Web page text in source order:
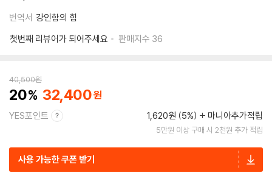
번역서 강인함의 힘
첫번째 리뷰어가 되어주세요
판매지수 36
40,500원
20 32,400
YES포인트 1,620원 (5%) 마니아추가적립
5만원 이상 구매 시 2천원 추가 적립
사용 가능한 쿠폰 받기